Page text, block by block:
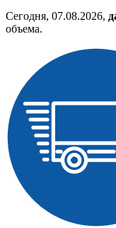
Сегодня, 07.08.2026,
объема.